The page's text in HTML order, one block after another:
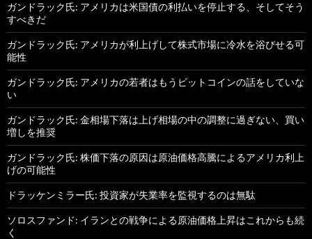
ガンドラック氏: アメリカは米国債の利払いを停止する、そしてそう
すべきだ
ガンドラック氏: アメリカが利上げして株式市場に冷水を浴びせる可
能性
ガンドラック氏: アメリカの若者はもうビットコインの話をしていな
い
ガンドラック氏: 金相場下落は上げ相場の中の調整に過ぎない、買い
増しを推奨
ガンドラック氏: 株価下落の原因は原油価格高騰によるアメリカ利上
げの可能性
ドラッケンミラー氏: 投資家が失業率を監視するのは無駄
ソロスファンド: イランとの戦争による原油価格上昇はこれからも続
く